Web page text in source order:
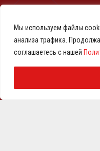
Мы используем файлы
анализа трафика.
соглашаетесь с нашей
ОГРН
© 2021-2026
Политика